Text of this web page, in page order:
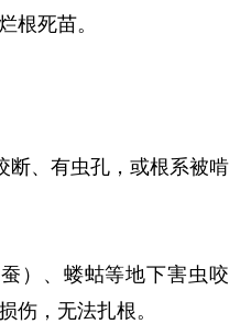
根死苗。
断、有虫孔，或根系被啃
）、蝼蛄等地下害虫咬
伤，无法扎根。